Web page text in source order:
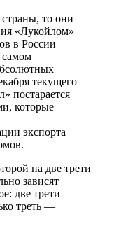
то они
«Лукойлом»
в России
самом
текущего
постарается
которые
экспорта
на две трети
зависят
две трети
треть —